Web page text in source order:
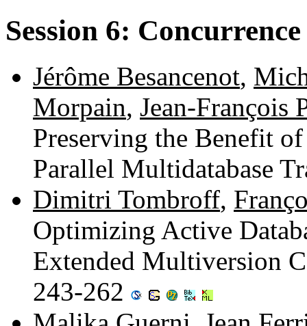
Session 6: Concurrence
Jérôme Besancenot,
Morpain, Jean-François
Preserving the Benefit
Parallel Multidatabase
Dimitri Tombroff,
Optimizing Active
Extended Multiversion
243-262